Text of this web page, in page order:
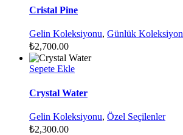
Cristal Pine
Gelin Koleksiyonu, Günlük Koleksiyon
₺2,700.00
Sepete Ekle
Crystal Water
Gelin Koleksiyonu, Özel Seçilenler
₺2,300.00